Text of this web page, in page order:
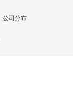
公司分布